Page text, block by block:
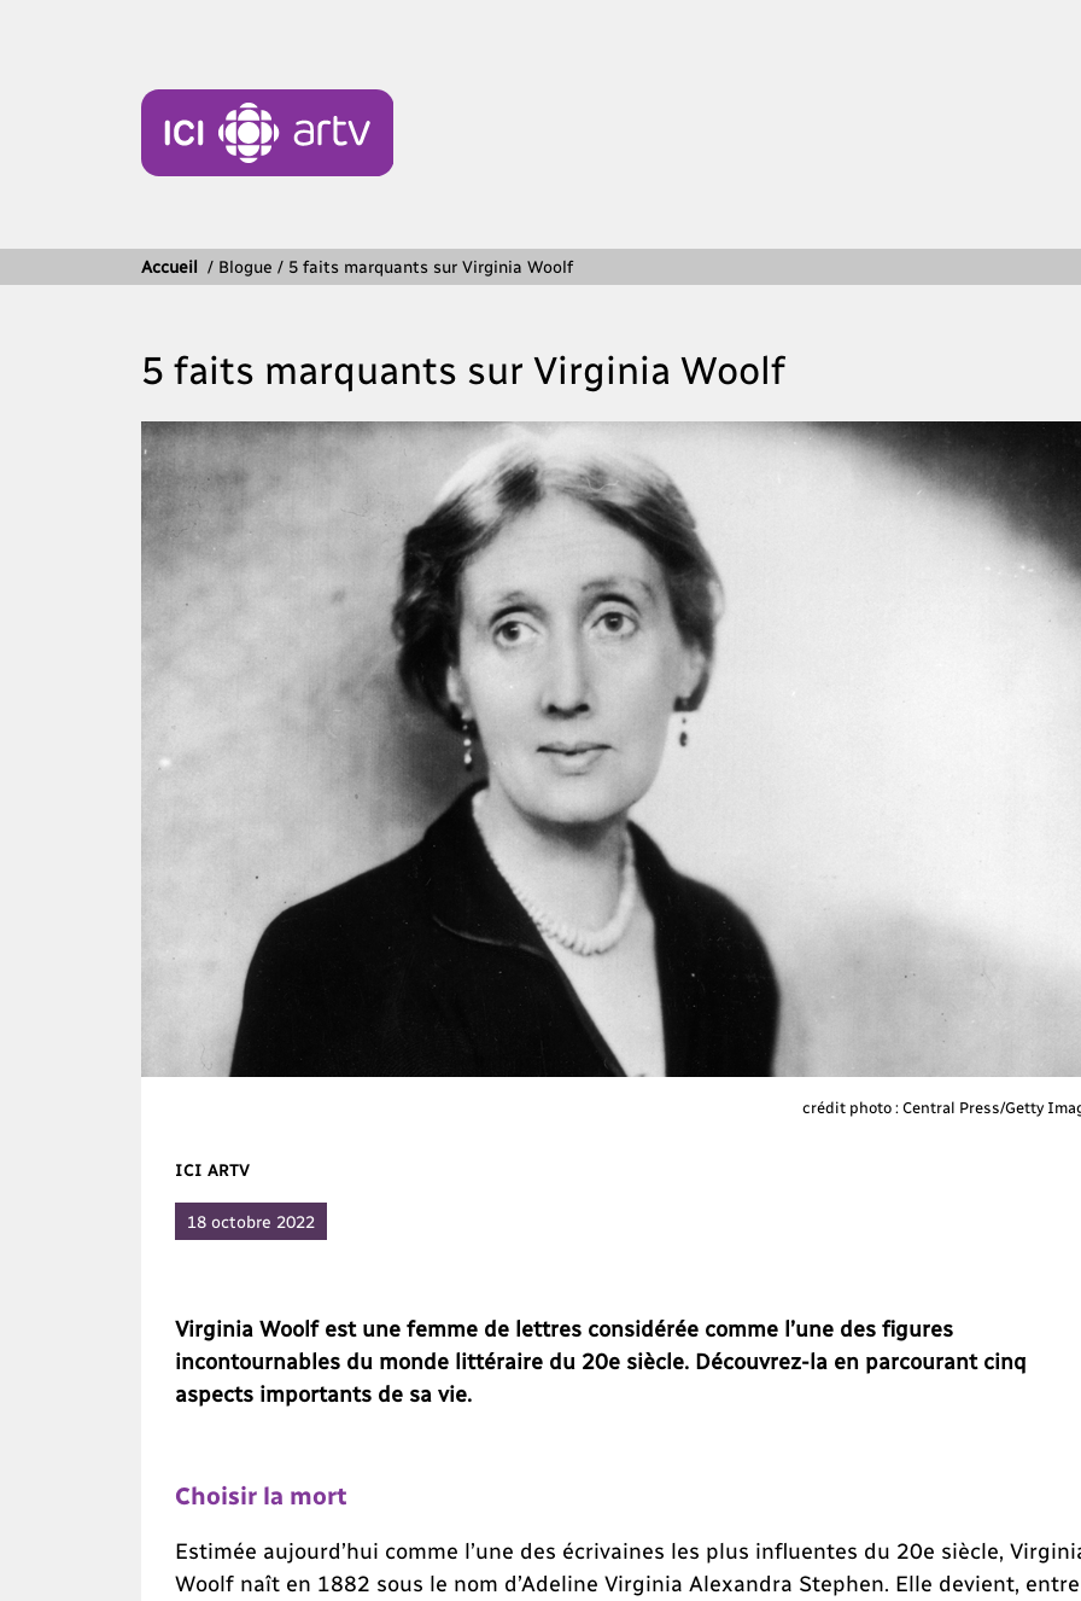
Accueil / Blogue / 5 faits marquants sur Virginia Woolf
5 faits marquants sur Virginia Woolf
crédit photo : Central Press/Getty
ICI ARTV
18 octobre 2022
Virginia Woolf est une femme de lettres considérée comme l’une des figures
incontournables du monde littéraire du 20e siècle. Découvrez-la en parcourant cinq
aspects importants de sa vie.
Choisir la mort
Estimée aujourd’hui comme l’une des écrivaines les plus influentes du 20e siècle,
Woolf naît en 1882 sous le nom d’Adeline Virginia Alexandra Stephen. Elle devient, entre